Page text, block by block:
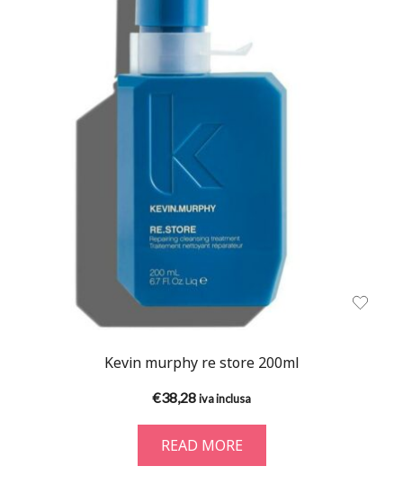
Kevin murphy re store 200ml
€38,28iva inclusa
READ MORE